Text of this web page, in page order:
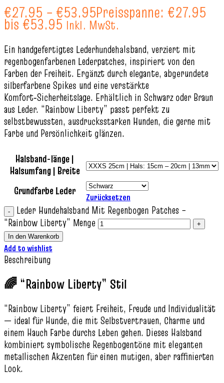
€27.95 – €53.95Preisspanne: €27.95
bis €53.95 Inkl. MwSt.
Ein handgefertigtes Lederhundehalsband, verziert mit
regenbogenfarbenen Lederpatches, inspiriert von den
Farben der Freiheit. Ergänzt durch elegante, abgerundete
silberfarbene Spikes und eine verstärkte
Komfort‑Sicherheitslage. Erhältlich in Schwarz oder Braun
aus Leder. “Rainbow Liberty” passt perfekt zu
selbstbewussten, ausdrucksstarken Hunden, die gerne mit
Farbe und Persönlichkeit glänzen.
Halsband-länge |
Halsumfang | Breite
Grundfarbe Leder
Zurücksetzen
Leder Hundehalsband Mit Regenbogen Patches –
“Rainbow Liberty” Menge
In den Warenkorb
Add to wishlist
Beschreibung
🌈 “Rainbow Liberty” Stil
“Rainbow Liberty” feiert Freiheit, Freude und Individualität
— ideal für Hunde, die mit Selbstvertrauen, Charme und
einem Hauch Farbe durchs Leben gehen. Dieses Halsband
kombiniert symbolische Regenbogentöne mit eleganten
metallischen Akzenten für einen mutigen, aber raffinierten
Look.